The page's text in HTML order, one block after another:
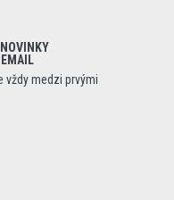
medzi prvými